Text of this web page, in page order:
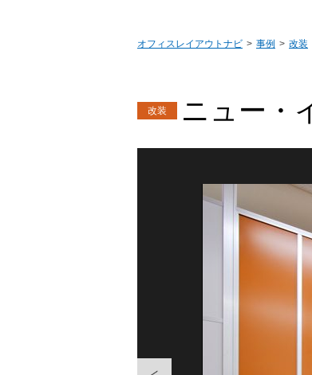
オフィスレイアウトナビ 事例 改装
改装 ニュー・